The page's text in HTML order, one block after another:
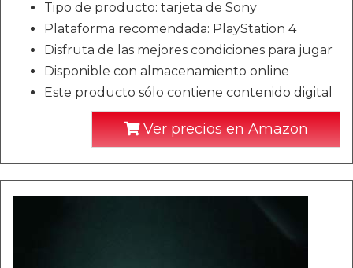
Tipo de producto: tarjeta de Sony
Plataforma recomendada: PlayStation 4
Disfruta de las mejores condiciones para jugar
Disponible con almacenamiento online
Este producto sólo contiene contenido digital
Ver precios en Amazon